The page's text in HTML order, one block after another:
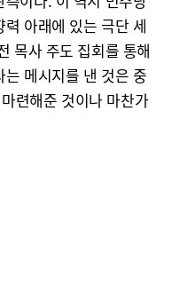
아래에 있는 극단 세
목사 주도 집회를 통해
메시지를 낸 것은 중
련해준 것이나 마찬가